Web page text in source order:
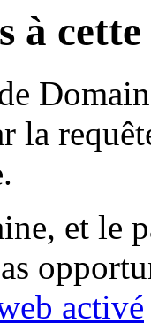
à
la
et le
activé